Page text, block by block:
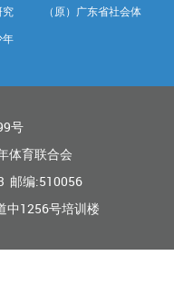
育学校
究
（原）广东省社会体
年
号
体育联合会
邮编:510056
中1256号培训楼